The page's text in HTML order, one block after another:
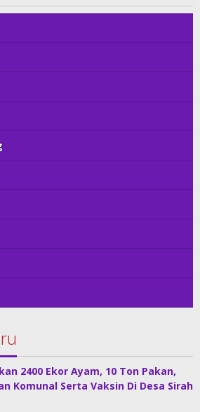
2400 Ekor Ayam, 10 Ton Pakan,
Komunal Serta Vaksin Di Desa Sirah